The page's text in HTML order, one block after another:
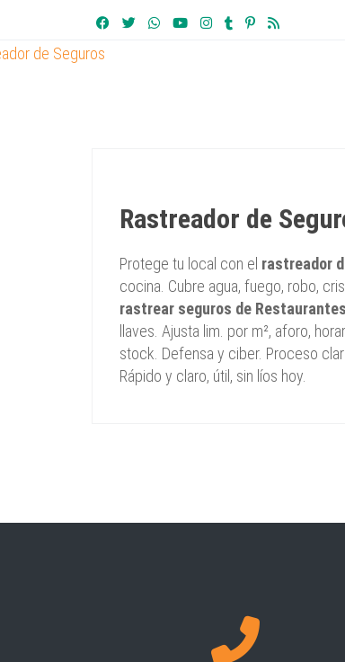
Rastreador de
Protege tu local con el rastreador
cocina. Cubre agua, fuego, robo,
rastrear seguros de Restaurantes
llaves. Ajusta lim. por m², aforo,
stock. Defensa y ciber. Proceso
Rápido y claro, útil, sin líos hoy.